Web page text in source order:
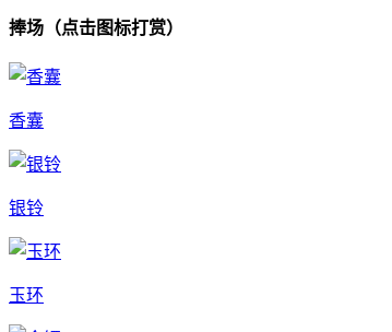
捧场（点击图标打赏）
香囊
银铃
玉环